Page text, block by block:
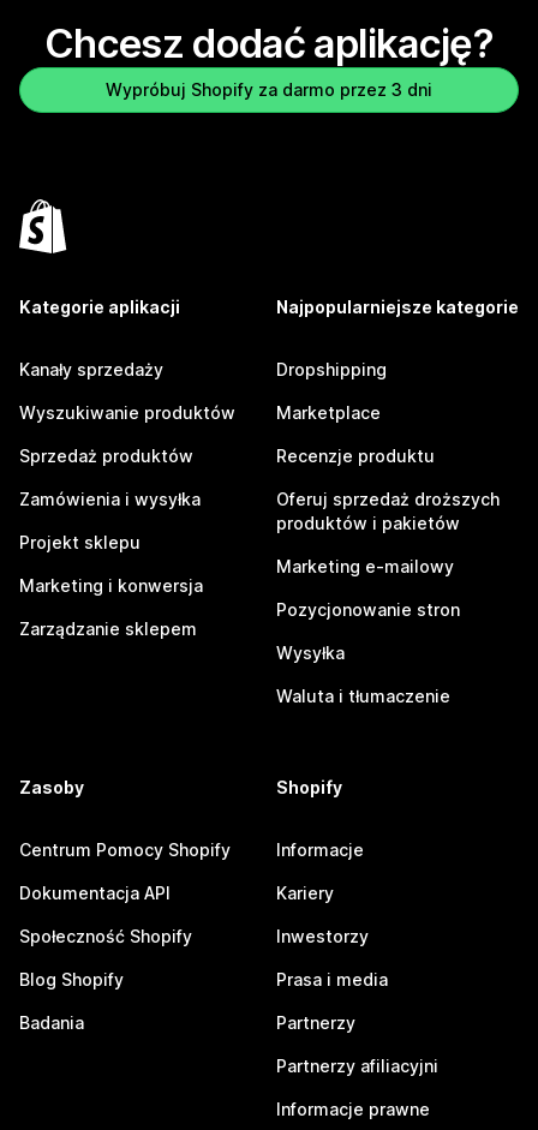
Chcesz dodać aplikację?
Wypróbuj Shopify za darmo przez 3 dni
Kategorie aplikacji
Kanały sprzedaży
Wyszukiwanie produktów
Sprzedaż produktów
Zamówienia i wysyłka
Projekt sklepu
Marketing i konwersja
Zarządzanie sklepem
Najpopularniejsze kategorie
Dropshipping
Marketplace
Recenzje produktu
Oferuj sprzedaż droższych
produktów i pakietów
Marketing e-mailowy
Pozycjonowanie stron
Wysyłka
Waluta i tłumaczenie
Zasoby
Centrum Pomocy Shopify
Dokumentacja API
Społeczność Shopify
Blog Shopify
Badania
Shopify
Informacje
Kariery
Inwestorzy
Prasa i media
Partnerzy
Partnerzy afiliacyjni
Informacje prawne